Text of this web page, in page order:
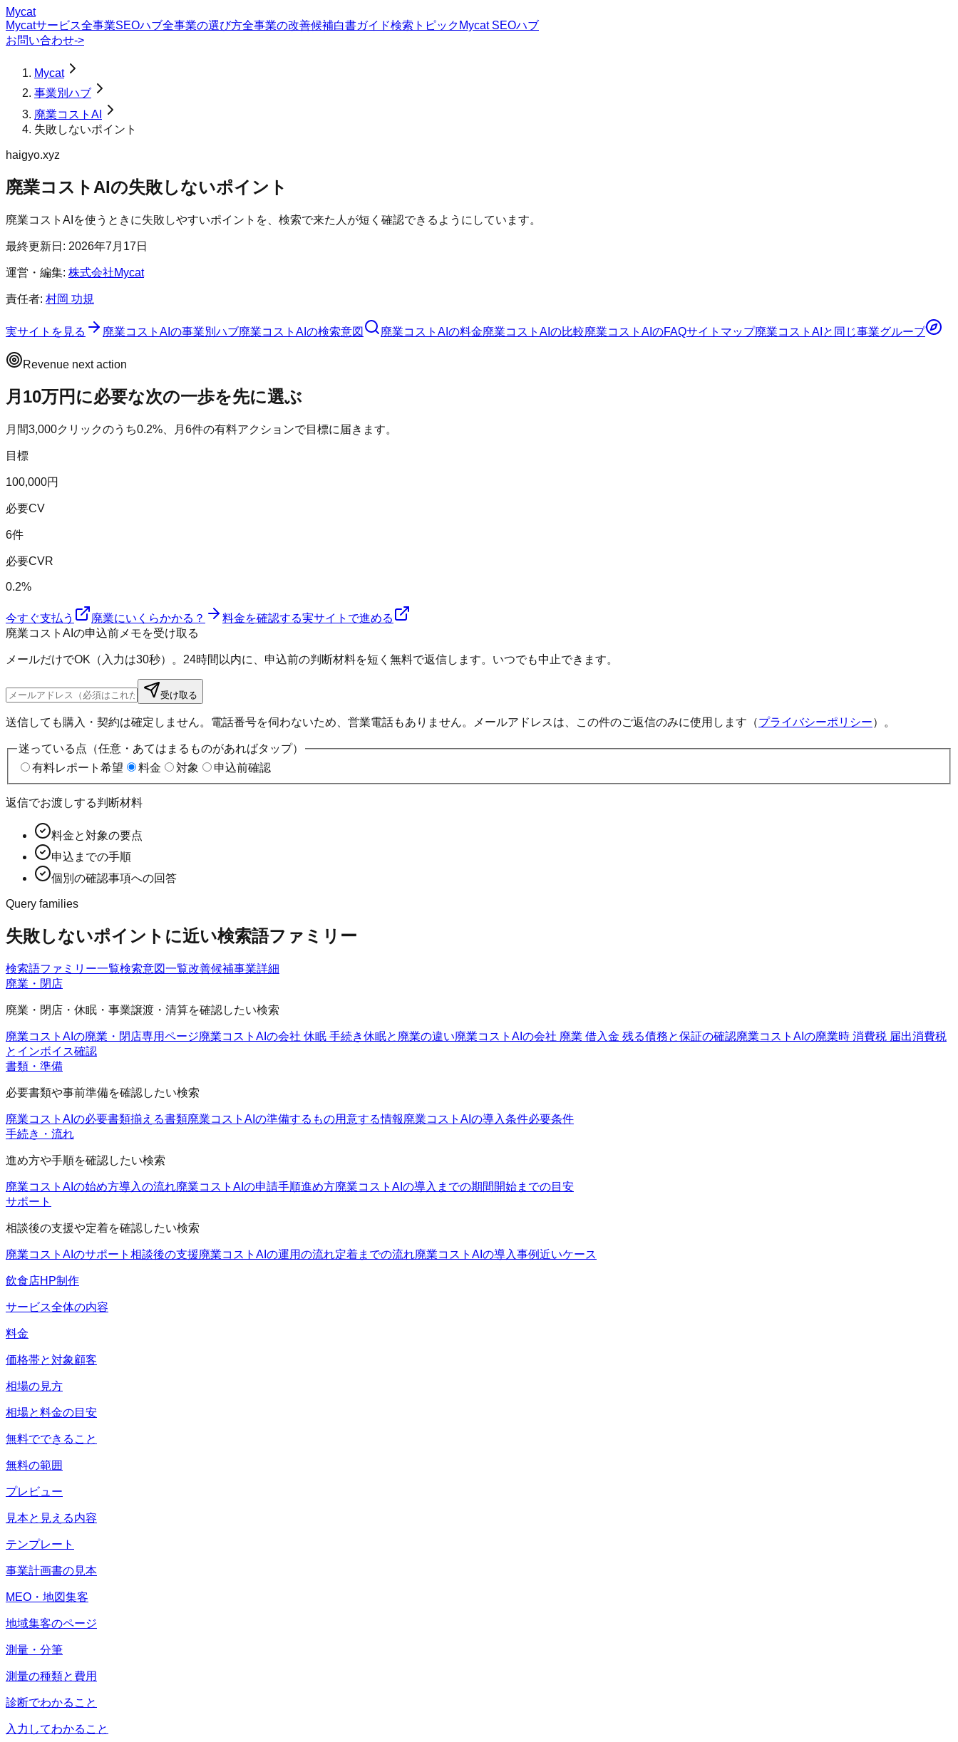
Mycat
Mycatサービス全事業SEOハブ全事業の選び方全事業の改善候補白書ガイド検索トピック Mycat SEOハブ
お問い合わせ->
Mycat
事業別ハブ
廃業コストAI
失敗しないポイント
haigyo.xyz
廃業コストAIの失敗しないポイント
廃業コストAIを使うときに失敗しやすいポイントを、検索で来た人が短く確認できるようにしています。
最終更新日: 2026年7月17日
運営・編集: 株式会社Mycat
責任者: 村岡 功規
実サイトを見る 廃業コストAI の事業別ハブ廃業コストAI の検索意図 廃業コストAI の料金廃業コストAI の比較廃業コストAI のFAQサイトマップ廃業コストAI と同じ事業グループ
Revenue next action
月10万円に必要な次の一歩を先に選ぶ
月間3,000クリックのうち0.2%、月 6件の有料アクションで目標に届きます。
目標
100,000円
必要CV
6件
必要CVR
0.2%
今すぐ支払う 廃業にいくらかかる？ 料金を確認する実サイトで進める
廃業コストAIの申込前メモを受け取る
メールだけでOK（入力は30秒）。24時間以内に、申込前の判断材料を短く無料で返信します。いつでも中止できます。
受け取る
送信しても購入・契約は確定しません。電話番号を伺わないため、営業電話もありません。メールアドレスは、この件のご返信のみに使用します（プライバシーポリシー）。
迷っている点（任意・あてはまるものがあればタップ）
有料レポート希望
料金 対象 申込前確認
返信でお渡しする判断材料
料金と対象の要点
申込までの手順
個別の確認事項への回答
Query families
失敗しないポイントに近い検索語ファミリー
検索語ファミリー一覧検索意図一覧改善候補事業詳細
廃業・閉店
廃業・閉店・休眠・事業譲渡・清算を確認したい検索
廃業コストAIの廃業・閉店専用ページ廃業コストAIの会社 休眠 手続き休眠と廃業の違い廃業コストAIの会社 廃業 借入金 残る債務と保証の確認廃業コストAIの廃業時 消費税 届出消費税
とインボイス確認
書類・準備
必要書類や事前準備を確認したい検索
廃業コストAIの必要書類揃える書類廃業コストAIの準備するもの用意する情報廃業コストAIの導入条件必要条件
手続き・流れ
進め方や手順を確認したい検索
廃業コストAIの始め方導入の流れ廃業コストAIの申請手順進め方廃業コストAIの導入までの期間 開始までの目安
サポート
相談後の支援や定着を確認したい検索
廃業コストAIのサポート 相談後の支援廃業コストAIの運用の流れ定着までの流れ廃業コストAIの導入事例近いケース
飲食店HP制作
サービス全体の内容
料金
価格帯と対象顧客
相場の見方
相場と料金の目安
無料でできること
無料の範囲
プレビュー
見本と見える内容
テンプレート
事業計画書の見本
MEO・地図集客
地域集客のページ
測量・分筆
測量の種類と費用
診断でわかること
入力してわかること